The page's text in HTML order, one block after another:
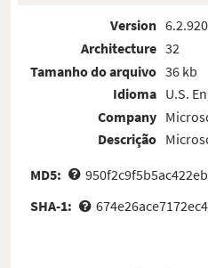
Version
Architecture
Tamanho do arquivo
Idioma
Company
Descrição
32
36 kb
U.S.
MD5:
SHA-1: